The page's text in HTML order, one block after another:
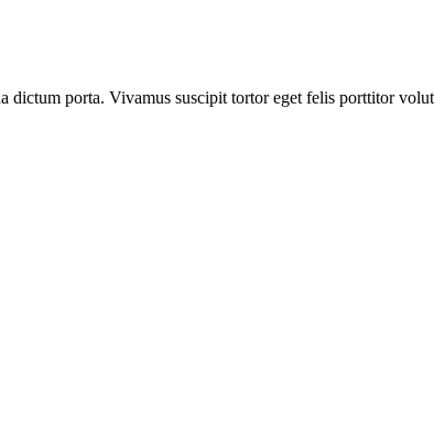
dictum porta. Vivamus suscipit tortor eget felis porttitor